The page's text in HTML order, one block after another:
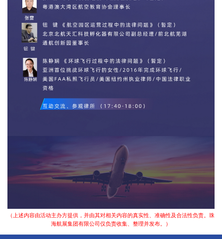
（上述内容由活动主办方提供，并由其对相关内容的真实性、准确性及合法性负责。珠
海航展集团有限公司仅负责收集、整理并发布。）